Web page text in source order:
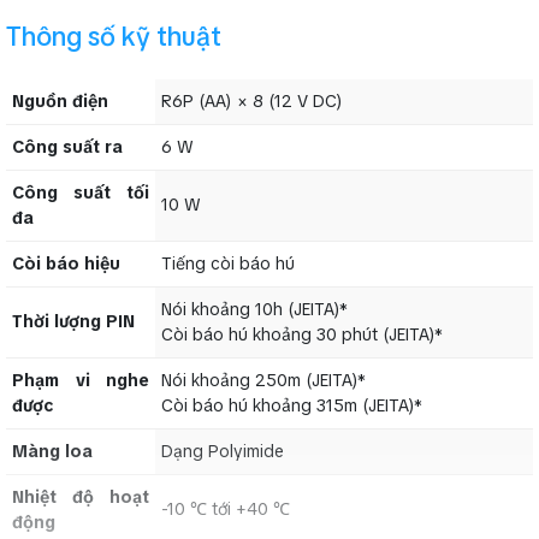
Loa cầm tay TOA ER-520W chính hãng, chất lượng tốt nhất
II. Thông số kỹ thuật của loa cầm tay TOA ER-520W:
Thông số kỹ thuật
Nguồn điện R6P (AA) × 8 (12 V DC)
Công suất ra 6 W
Công suất tối
đa
10 W
Còi báo hiệu Tiếng còi báo hú
Thời lượng PIN
Nói khoảng 10h (JEITA)*
Còi báo hú khoảng 30 phút (JEITA)*
Phạm vi nghe
được
Nói khoảng 250m (JEITA)*
Còi báo hú khoảng 315m (JEITA)*
Màng loa Dạng Polyimide
Nhiệt độ hoạt
động
-10 ℃ tới +40 ℃